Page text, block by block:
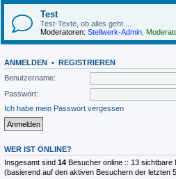
Test
Test-Texte, ob alles geht....
Moderatoren: Stellwerk-Admin
ANMELDEN • REGISTRIEREN
Benutzername:
Passwort:
Ich habe mein Passwort vergessen
WER IST ONLINE?
Insgesamt sind 14 Besucher online :: 13 sichtbare
(basierend auf den aktiven Besuchern der letzten